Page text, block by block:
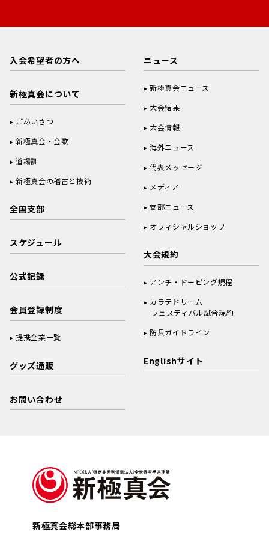
入会希望者の方へ
新極真会について
ごあいさつ
新極真会・会歌
道場訓
新極真会の稽古と技術
全国支部
スケジュール
公式記録
会員登録制度
提携企業一覧
グッズ通販
お問い合わせ
ニュース
新極真会ニュース
大会結果
大会情報
海外ニュース
代表メッセージ
メディア
支部ニュース
オフィシャルショップ
大会規約
アンチ・ドーピング規程
カラテドリーム
フェスティバル試合規約
防具ガイドライン
Englishサイト
新極真会総本部事務局